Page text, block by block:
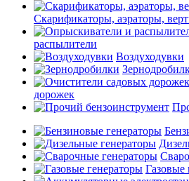
Скарификаторы, аэраторы,
распылители
Воздуходувки
дорожек
Газовые